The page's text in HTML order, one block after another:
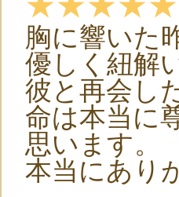
胸に響いた
優しく紐解
彼と再会し
命は本当に
思います。
本当にあり